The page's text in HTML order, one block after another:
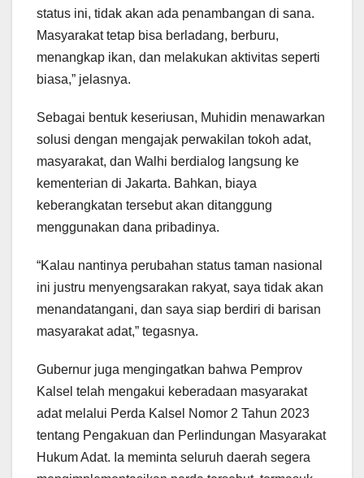
status ini, tidak akan ada penambangan di sana.
Masyarakat tetap bisa berladang, berburu,
menangkap ikan, dan melakukan aktivitas seperti
biasa,” jelasnya.
Sebagai bentuk keseriusan, Muhidin menawarkan
solusi dengan mengajak perwakilan tokoh adat,
masyarakat, dan Walhi berdialog langsung ke
kementerian di Jakarta. Bahkan, biaya
keberangkatan tersebut akan ditanggung
menggunakan dana pribadinya.
“Kalau nantinya perubahan status taman nasional
ini justru menyengsarakan rakyat, saya tidak akan
menandatangani, dan saya siap berdiri di barisan
masyarakat adat,” tegasnya.
Gubernur juga mengingatkan bahwa Pemprov
Kalsel telah mengakui keberadaan masyarakat
adat melalui Perda Kalsel Nomor 2 Tahun 2023
tentang Pengakuan dan Perlindungan Masyarakat
Hukum Adat. Ia meminta seluruh daerah segera